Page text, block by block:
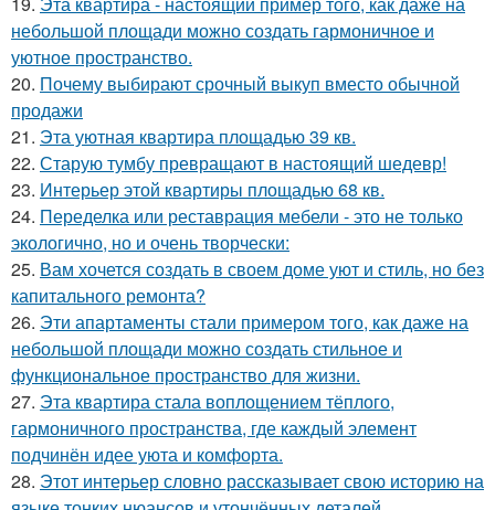
небольшой площади можно создать гармоничное и
уютное пространство.
20. Почему выбирают срочный выкуп вместо обычной
продажи
21. Эта уютная квартира площадью 39 кв.
22. Старую тумбу превращают в настоящий шедевр!
23. Интерьер этой квартиры площадью 68 кв.
24. Переделка или реставрация мебели - это не только
экологично, но и очень творчески:
25. Вам хочется создать в своем доме уют и стиль, но без
капитального ремонта?
26. Эти апартаменты стали примером того, как даже на
небольшой площади можно создать стильное и
функциональное пространство для жизни.
27. Эта квартира стала воплощением тёплого,
гармоничного пространства, где каждый элемент
подчинён идее уюта и комфорта.
28. Этот интерьер словно рассказывает свою историю на